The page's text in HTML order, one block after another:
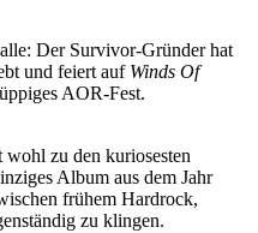
Der Survivor-Gründer hat
und feiert auf Winds Of
AOR-Fest.
zu den kuriosesten
Album aus dem Jahr
frühem Hardrock,
zu klingen.